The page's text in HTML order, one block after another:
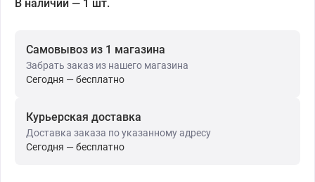
В наличии — 1 шт.
Самовывоз из 1 магазина
Забрать заказ из нашего магазина
Сегодня — бесплатно
Курьерская доставка
Доставка заказа по указанному адресу
Сегодня — бесплатно